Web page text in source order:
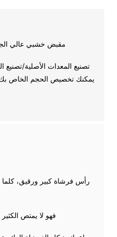
مقبض خشبي عالي
يمكنك تخصيص الحجم الخاص بك،